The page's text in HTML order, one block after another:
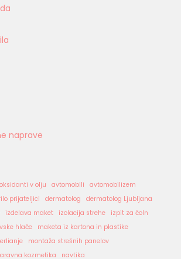
naprave
v olju avtomobili
avtomobilizem
prijateljici dermatolog
dermatolog Ljubljana
izdelava maket izolacija strehe
izpit za čoln
hlače
maketa iz kartona in plastike
montaža strešnih panelov
kozmetika navtika